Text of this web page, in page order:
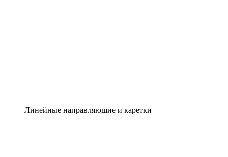
Линейные направляющие и каретки